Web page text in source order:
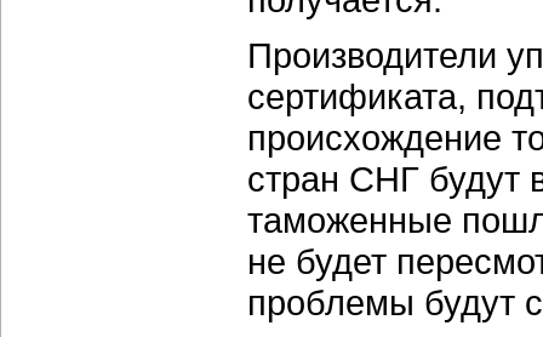
Производители
сертификата,
происхождение
стран СНГ будут
таможенные
не будет
проблемы будут